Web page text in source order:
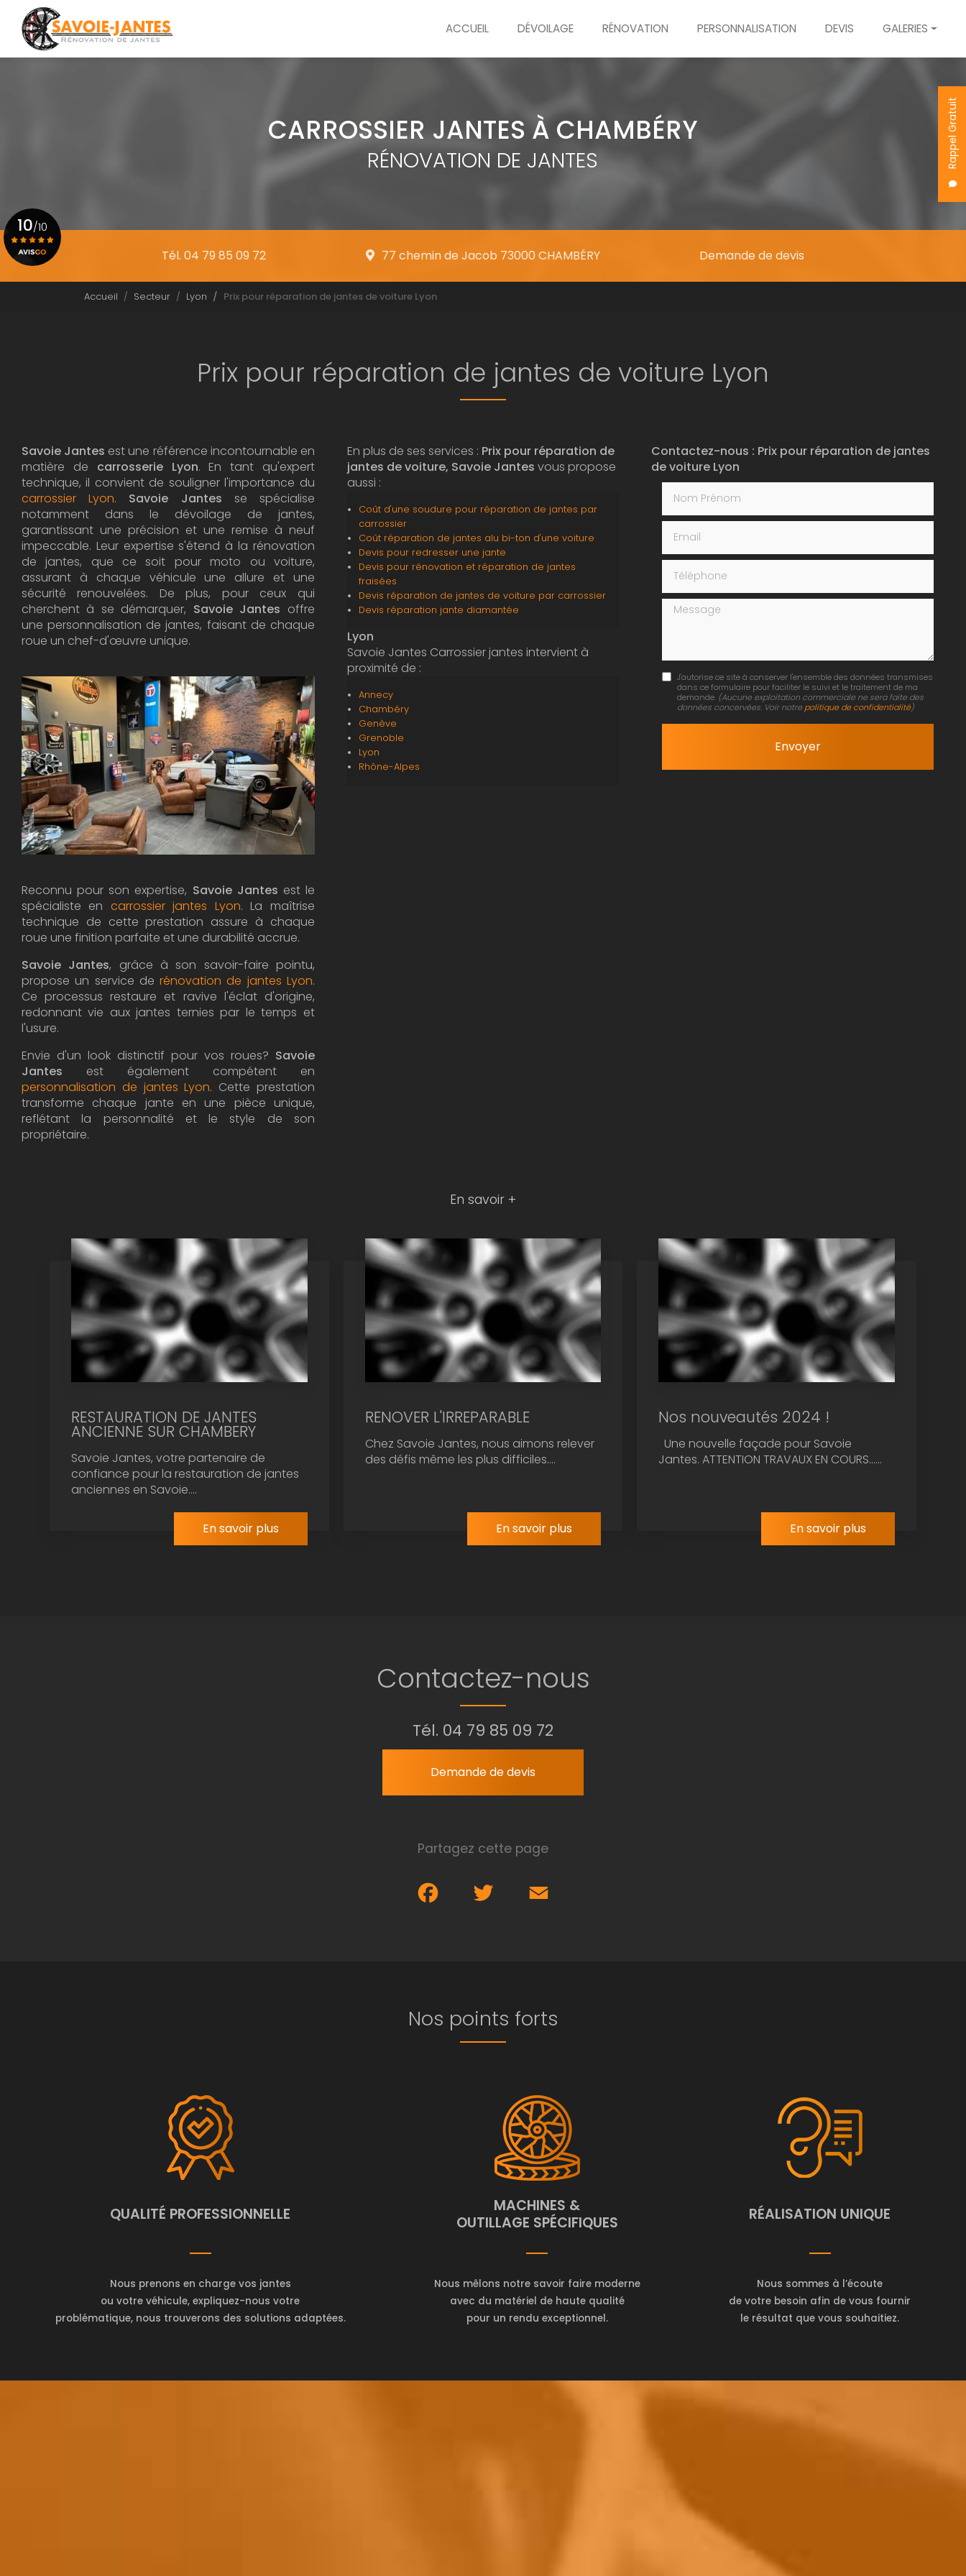
contenu
principal
Rappel Gratuit
ACCUEIL DÉVOILAGE RÉNOVATION PERSONNALISATION DEVIS
GALERIES
Dévoilage
CARROSSIER JANTES À CHAMBÉRY
RÉNOVATION DE JANTES
Tél. 04 79 85 09 72 77 chemin de Jacob 73000 CHAMBÉRY Demande de devis
10/10
Accueil Secteur Lyon Prix pour réparation de jantes de voiture Lyon
Prix pour réparation de jantes de voiture Lyon
Savoie Jantes est une référence incontournable en
matière de carrosserie Lyon. En tant qu'expert
technique, il convient de souligner l'importance du
carrossier Lyon. Savoie Jantes se spécialise
notamment dans le dévoilage de jantes,
garantissant une précision et une remise à neuf
impeccable. Leur expertise s'étend à la rénovation
de jantes, que ce soit pour moto ou voiture,
assurant à chaque véhicule une allure et une
sécurité renouvelées. De plus, pour ceux qui
cherchent à se démarquer, Savoie Jantes offre
une personnalisation de jantes, faisant de chaque
roue un chef-d'œuvre unique.
Reconnu pour son expertise, Savoie Jantes est le
spécialiste en carrossier jantes Lyon. La maîtrise
technique de cette prestation assure à chaque
roue une finition parfaite et une durabilité accrue.
Savoie Jantes, grâce à son savoir-faire pointu,
propose un service derénovation de jantes Lyon.
Ce processus restaure et ravive l'éclat d'origine,
redonnant vie aux jantes ternies par le temps et
l'usure.
Envie d'un look distinctif pour vos roues? Savoie
Jantes est également compétent en
personnalisation de jantes Lyon. Cette prestation
transforme chaque jante en une pièce unique,
reflétant la personnalité et le style de son
propriétaire.
En plus de ses services : Prix pour réparation de
jantes de voiture, Savoie Jantes vous propose
aussi :
Coût d'une soudure pour réparation de jantes par
carrossier
Coût réparation de jantes alu bi-ton d'une voiture
Devis pour redresser une jante
Devis pour rénovation et réparation de jantes
fraisées
Devis réparation de jantes de voiture par carrossier
Devis réparation jante diamantée
Lyon
Savoie Jantes Carrossier jantes intervient à
proximité de :
Annecy
Chambéry
Genève
Grenoble
Lyon
Rhône-Alpes
Contactez-nous : Prix pour réparation de jantes
de voiture Lyon
Message
J'autorise ce site à conserver l'ensemble des données transmises
dans ce formulaire pour faciliter le suivi et le traitement de ma
demande. (Aucune exploitation commerciale ne sera faite des
données concervées. Voir notre politique de confidentialité)
En savoir +
RESTAURATION DE JANTES
ANCIENNE SUR CHAMBERY
Savoie Jantes, votre partenaire de
confiance pour la restauration de jantes
anciennes en Savoie....
En savoir plus
RENOVER L'IRREPARABLE
Chez Savoie Jantes, nous aimons relever
des défis même les plus difficiles....
En savoir plus
Nos nouveautés 2024 !
Une nouvelle façade pour Savoie
Jantes. ATTENTION TRAVAUX EN COURS......
En savoir plus
Contactez-nous
Tél. 04 79 85 09 72
Demande de devis
Partagez cette page
Nos points forts
QUALITÉ PROFESSIONNELLE
Nous prenons en charge vos jantes
ou votre véhicule, expliquez-nous votre
problématique, nous trouverons des solutions adaptées.
MACHINES &
OUTILLAGE SPÉCIFIQUES
Nous mêlons notre savoir faire moderne
avec du matériel de haute qualité
pour un rendu exceptionnel.
RÉALISATION UNIQUE
Nous sommes à l’écoute
de votre besoin afin de vous fournir
le résultat que vous souhaitiez.